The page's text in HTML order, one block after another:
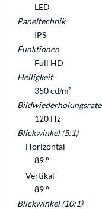
LED
Paneltechnik
IPS
Funktionen
Full HD
Helligkeit
350 cd/m²
Bildwiederholungsrate
120 Hz
Blickwinkel (5:1)
Horizontal
89 °
Vertikal
89 °
Blickwinkel (10:1)